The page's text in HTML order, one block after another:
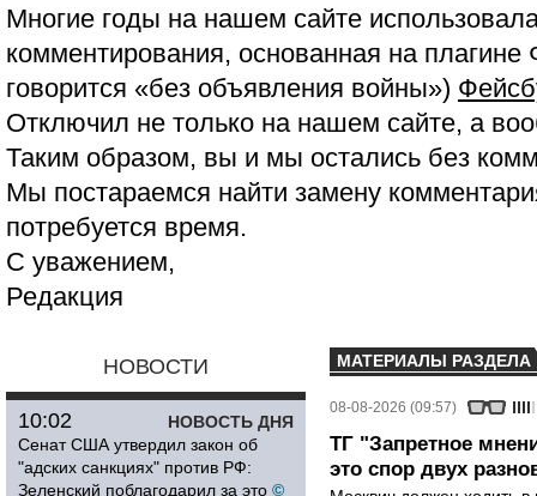
Многие годы на нашем сайте
комментирования, основанная на
говорится «без объявления войны»)
Отключил не только на нашем сайте, а
Таким образом, вы и мы остались без
Мы постараемся найти замену
потребуется время.
С уважением,
Редакция
НОВОСТИ
НОВОСТЬ ДНЯ
10:02
Сенат США утвердил закон об
"адских санкциях" против РФ:
Зеленский поблагодарил за это ©
МАТЕРИАЛЫ РАЗДЕЛА
08-08-2026 (09:57)
ТГ "Запретное
это спор двух